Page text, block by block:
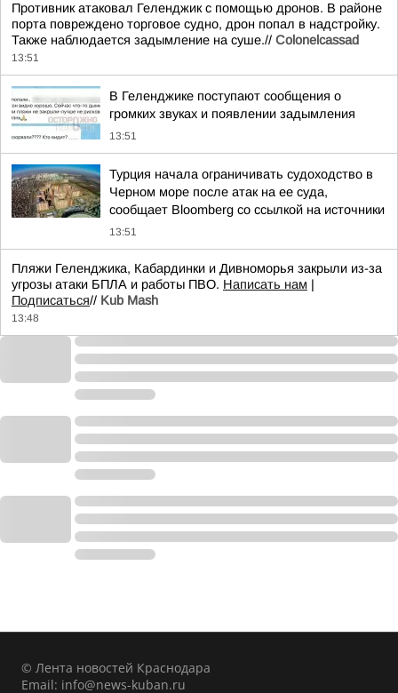
Противник атаковал Геленджик с помощью дронов. В районе
порта повреждено торговое судно, дрон попал в надстройку.
Также наблюдается задымление на суше.// Colonelcassad
13:51
В Геленджике поступают сообщения о
громких звуках и появлении задымления
13:51
Турция начала ограничивать судоходство в
Черном море после атак на ее суда,
сообщает Bloomberg со ссылкой на источники
13:51
Пляжи Геленджика, Кабардинки и Дивноморья закрыли из-за
угрозы атаки БПЛА и работы ПВО. Написать нам |
Подписаться// Kub Mash
13:48
© Лента новостей Краснодара
Email: info@news-kuban.ru